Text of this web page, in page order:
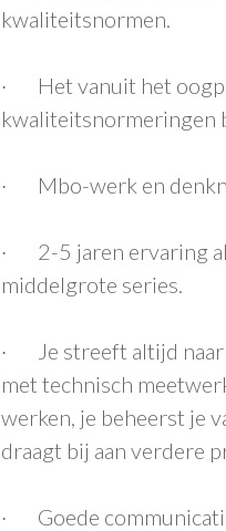
kwaliteitsnormen.
· Het vanuit het
kwaliteitsnormeringen
· Mbo-werk en
· 2-5 jaren ervaring
middelgrote series.
· Je streeft altijd naar
met technisch
werken, je beheerst je
draagt bij aan verdere
· Goede